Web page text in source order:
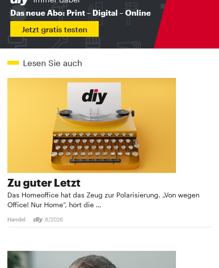
Das neue Abo: Print – Digital – Online
Jetzt gratis testen
Lesen Sie auch
Zu guter Letzt
Das Homeoffice hat das Zeug zur Polarisierung. „Von wegen
Office! Nur Home“, hört die …
Handel 8/2026